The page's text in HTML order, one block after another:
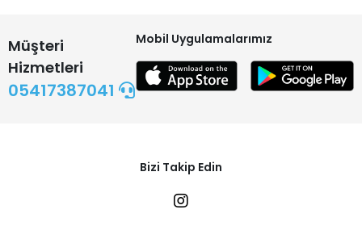
Müşteri
Hizmetleri
05417387041
Mobil Uygulamalarımız
Bizi Takip Edin